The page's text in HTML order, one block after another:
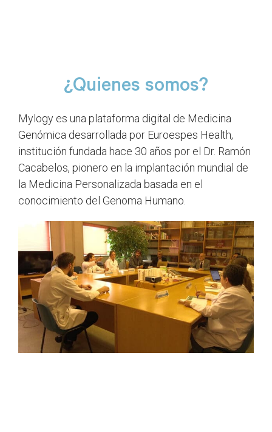
Cacabelos, pionero en la implantación mundial de
la Medicina Personalizada basada en el
FAQS